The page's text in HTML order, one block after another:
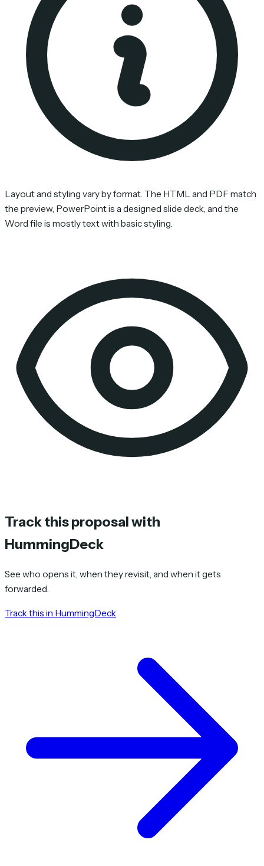
Layout and styling vary by format. The HTML and PDF match
the preview, PowerPoint is a designed slide deck, and the
Word file is mostly text with basic styling.
Track this proposal with
HummingDeck
See who opens it, when they revisit, and when it gets
forwarded.
Track this in HummingDeck